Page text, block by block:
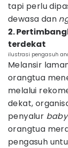
tapi perlu
dewasa dan
2.
terdekat
ilustrasi pengasuh
Melansir
orangtua
melalui
dekat,
penyalur
orangtua
pengasuh